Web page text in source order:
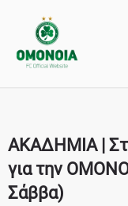
ΑΚΑΔΗΜΙΑ |
για την
Σάββα)